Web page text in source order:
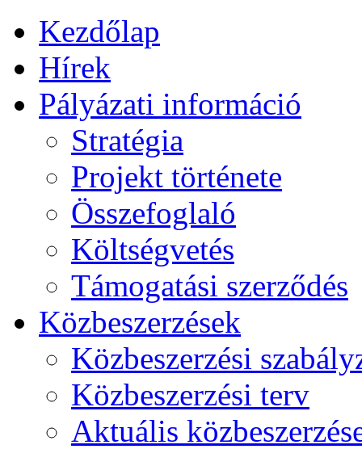
Kezdőlap
Hírek
Pályázati információ
Stratégia
Projekt története
Összefoglaló
Költségvetés
Támogatási szerződés
Közbeszerzések
Közbeszerzési
Közbeszerzési terv
Aktuális